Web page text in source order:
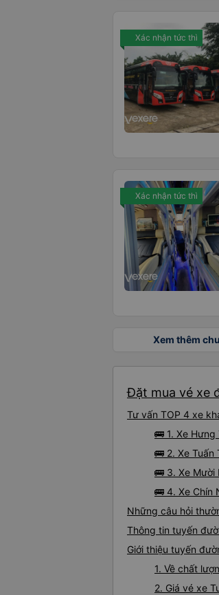
Xác nhận tức thì
Xác nhận tức thì
Xem thêm
Đặt mua vé xe
Tư vấn TOP 4 xe
🚌 1. Xe
🚌 2. Xe Tuấn
🚌 3. Xe Mười
🚌 4. Xe Chín
Những câu hỏi
Thông tin tuyến
Giới thiệu tuyến
1. Về chất
2. Giá vé xe